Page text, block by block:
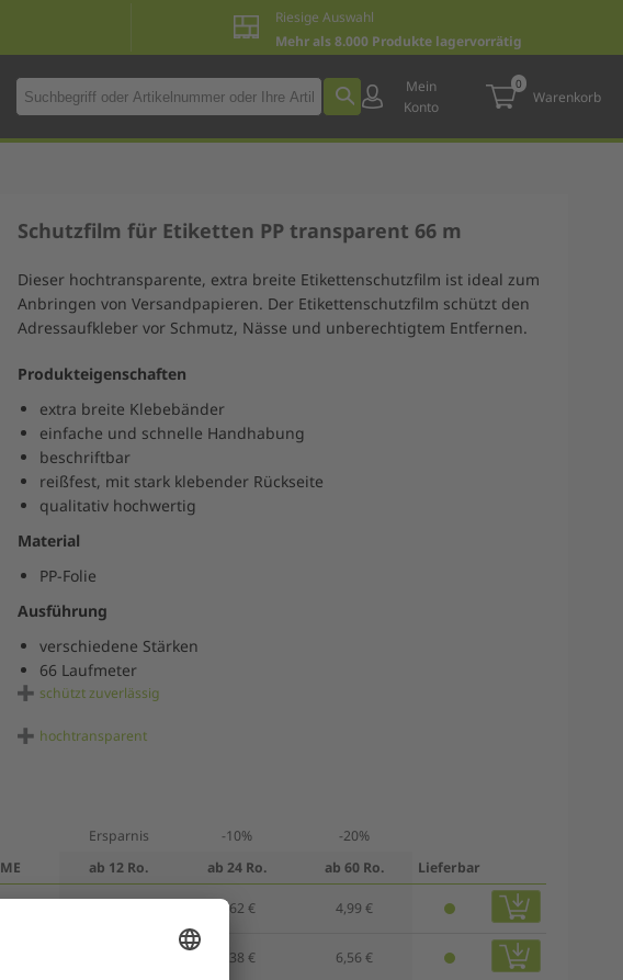
Riesige Auswahl
Mehr als 8.000 Produkte lagervorrätig
Mein
Konto
0
Warenkorb
Schutzfilm für Etiketten PP transparent 66 m
Dieser hochtransparente, extra breite Etikettenschutzfilm ist ideal zum
Anbringen von Versandpapieren. Der Etikettenschutzfilm schützt den
Adressaufkleber vor Schmutz, Nässe und unberechtigtem Entfernen.
Produkteigenschaften
extra breite Klebebänder
einfache und schnelle Handhabung
beschriftbar
reißfest, mit stark klebender Rückseite
qualitativ hochwertig
Material
PP-Folie
Ausführung
verschiedene Stärken
66 Laufmeter
schützt zuverlässig
hochtransparent
Ersparnis -10%
-20%
ME ab 12 Ro. ab 24 Ro. ab 60 Ro. Lieferbar
5,62 € 4,99 €
7,38 € 6,56 €